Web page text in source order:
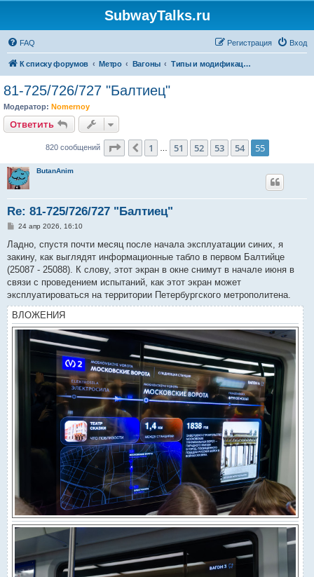
SubwayTalks.ru
FAQ Вход
Регистрация
К списку форумов Метро Вагоны Типы и модификации вагонов Петербургского Метрополитена
81-725/726/727 "Балтиец"
Модератор: Nomernoy
Ответить
820 сообщений Страница 55из 55
Пред.
1 51 52 53 54 55
ButanAnim
Re: 81-725/726/727 "Балтиец"
С
о
б
щ
е
и
е
24 апр 2026, 16:10
Ладно, спустя почти месяц после начала эксплуатации синих, я
закину, как выглядят информационные табло в первом Балтийце
(25087 - 25088). К слову, этот экран в окне снимут в начале июня в
связи с проведением испытаний, как этот экран может
эксплуатироваться на территории Петербургского метрополитена.
ВЛОЖЕНИЯ